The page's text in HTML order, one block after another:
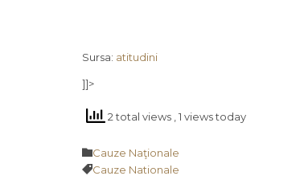
Sursa: atitudini
]]>
2 total views , 1 views today
Category
Cauze Naţionale
Tags
Cauze Nationale